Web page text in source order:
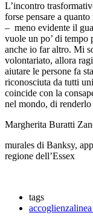
L’incontro
forse pensare a
– meno evidente il
vuole un po’ di
anche io far altro. Mi
volontariato, allora
aiutare le persone fa
riconosciuta da tutti
coincide con la
nel mondo, di
Margherita Buratti
murales di Banksy,
regione dell’Essex
tags
accoglienza